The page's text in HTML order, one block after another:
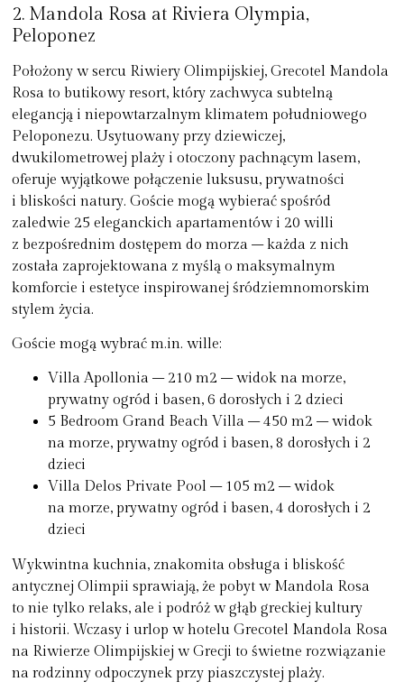
2. Mandola Rosa at Riviera Olympia,
Peloponez
Położony w sercu Riwiery Olimpijskiej,Grecotel Mandola
Rosa to butikowy resort, który zachwyca subtelną
elegancją i niepowtarzalnym klimatem południowego
Peloponezu. Usytuowany przy dziewiczej,
dwukilometrowej plaży i otoczony pachnącym lasem,
oferuje wyjątkowe połączenie luksusu, prywatności
i bliskości natury. Goście mogą wybierać spośród
zaledwie 25 eleganckich apartamentów i 20 willi
z bezpośrednim dostępem do morza – każda z nich
została zaprojektowana z myślą o maksymalnym
komforcie i estetyce inspirowanej śródziemnomorskim
stylem życia.
Goście mogą wybrać m.in. wille:
Villa Apollonia – 210 m2 – widok na morze,
prywatny ogród i basen, 6 dorosłych i 2 dzieci
5 Bedroom Grand Beach Villa – 450 m2 – widok
na morze, prywatny ogród i basen, 8 dorosłych i 2
dzieci
Villa Delos Private Pool – 105 m2 – widok
na morze, prywatny ogród i basen, 4 dorosłych i 2
dzieci
Wykwintna kuchnia, znakomita obsługa i bliskość
antycznej Olimpii sprawiają, że pobyt w Mandola Rosa
to nie tylko relaks, ale i podróż w głąb greckiej kultury
i historii. Wczasy i urlop w hotelu Grecotel Mandola Rosa
na Riwierze Olimpijskiej w Grecji to świetne rozwiązanie
na rodzinny odpoczynek przy piaszczystej plaży.